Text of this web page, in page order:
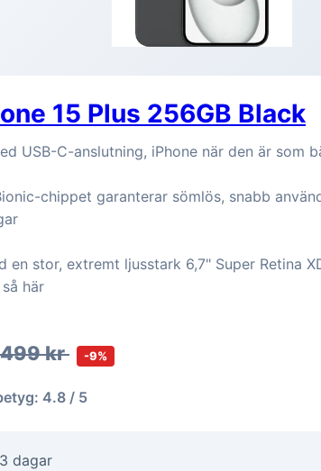
15 Plus 256GB Black
USB-C-anslutning, iPhone när den är som
chippet garanterar sömlös, snabb
en stor, extremt ljusstark 6,7" Super Retina
här
kr -9%
4.8 / 5
dagar